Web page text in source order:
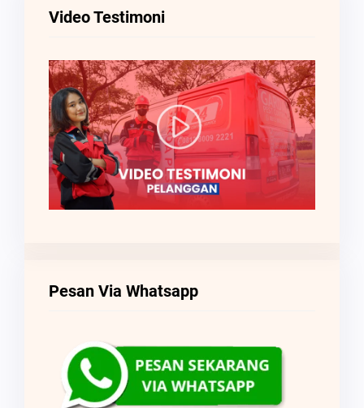
Video Testimoni
Pesan Via Whatsapp